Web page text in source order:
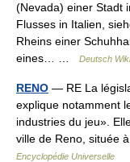
(Nevada) einer Stadt
Flusses in Italien,
Rheins einer
eines… …
Deutsch
RENO — RE La
explique notamment
industries du jeu».
ville de Reno, située
Encyclopédie Universelle